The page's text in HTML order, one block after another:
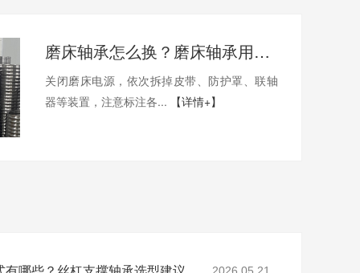
磨床轴承怎么换？磨床轴承用哪家的比较好？
关闭磨床电源，依次拆掉皮带、防护罩、联轴
器等装置，注意标注各...
【详情+】
2026.05.21